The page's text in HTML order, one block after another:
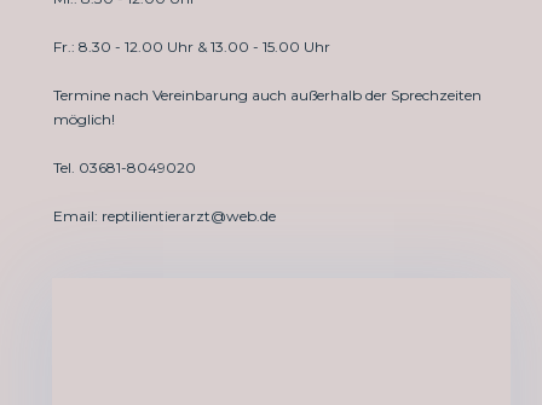
Fr.: 8.30 - 12.00 Uhr & 13.00 - 15.00 Uhr
Termine nach Vereinbarung auch außerhalb der Sprechzeiten
möglich!
Tel. 03681-8049020
Email: reptilientierarzt@web.de